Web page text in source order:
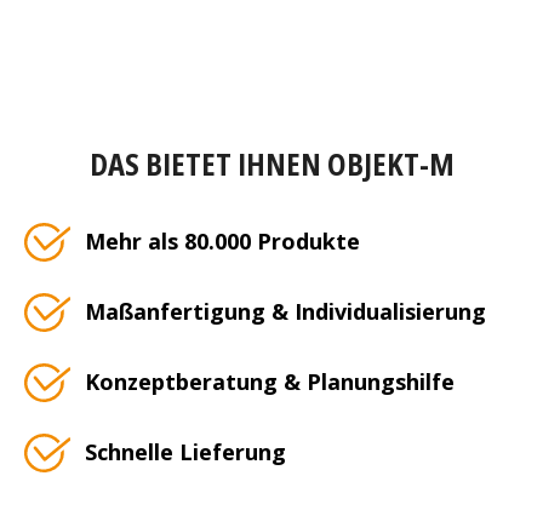
DAS BIETET IHNEN OBJEKT-M
Mehr als 80.000 Produkte
Maßanfertigung & Individualisierung
Konzeptberatung & Planungshilfe
Schnelle Lieferung